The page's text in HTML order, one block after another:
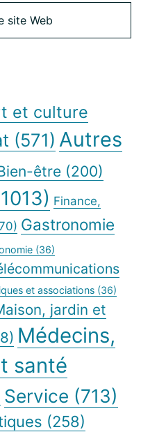
et culture
(571) Autres
être (200)
Finance,
Gastronomie
(36)
et associations (36)
jardin et
Médecins,
santé
Service (713)
(258)